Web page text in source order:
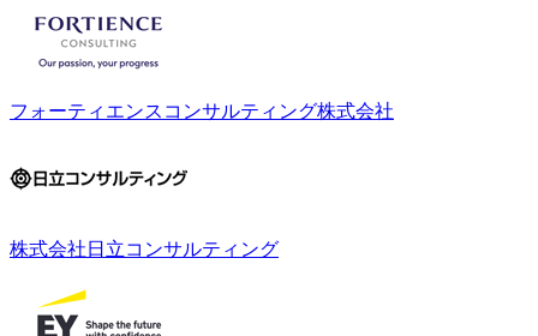
フォーティエンスコンサルティング株式会社
株式会社日立コンサルティング